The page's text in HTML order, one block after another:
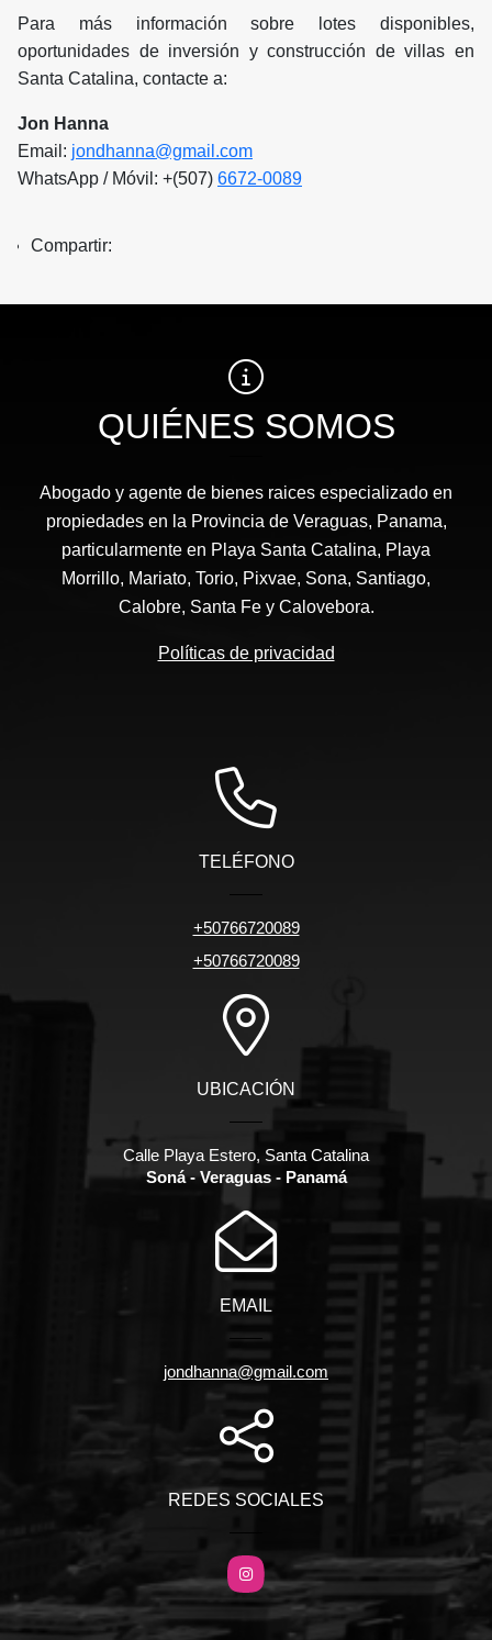
Para más información sobre lotes disponibles,
oportunidades de inversión y construcción de villas en
Santa Catalina, contacte a:
Jon Hanna
Email: jondhanna@gmail.com
WhatsApp / Móvil: +(507) 6672-0089
Compartir:
QUIÉNES SOMOS
Abogado y agente de bienes raices especializado en
propiedades en la Provincia de Veraguas, Panama,
particularmente en Playa Santa Catalina, Playa
Morrillo, Mariato, Torio, Pixvae, Sona, Santiago,
Calobre, Santa Fe y Calovebora.
Políticas de privacidad
TELÉFONO
+50766720089
+50766720089
UBICACIÓN
Calle Playa Estero, Santa Catalina
Soná - Veraguas - Panamá
EMAIL
jondhanna@gmail.com
REDES SOCIALES
Instagram